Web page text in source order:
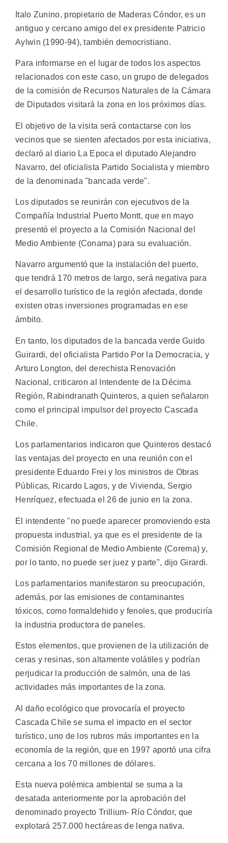
Italo Zunino, propietario de Maderas Cóndor, es un
antiguo y cercano amigo del ex presidente Patricio
Aylwin (1990-94), también democristiano.
Para informarse en el lugar de todos los aspectos
relacionados con este caso, un grupo de delegados
de la comisión de Recursos Naturales de la Cámara
de Diputados visitará la zona en los próximos días.
El objetivo de la visita será contactarse con los
vecinos que se sienten afectados por esta iniciativa,
declaró al diario La Epoca el diputado Alejandro
Navarro, del oficialista Partido Socialista y miembro
de la denominada "bancada verde".
Los diputados se reunirán con ejecutivos de la
Compañía Industrial Puerto Montt, que en mayo
presentó el proyecto a la Comisión Nacional del
Medio Ambiente (Conama) para su evaluación.
Navarro argumentó que la instalación del puerto,
que tendrá 170 metros de largo, será negativa para
el desarrollo turístico de la región afectada, donde
existen otras inversiones programadas en ese
ámbito.
En tanto, los diputados de la bancada verde Guido
Guirardi, del oficialista Partido Por la Democracia, y
Arturo Longton, del derechista Renovación
Nacional, criticaron al Intendente de la Décima
Región, Rabindranath Quinteros, a quien señalaron
como el principal impulsor del proyecto Cascada
Chile.
Los parlamentarios indicaron que Quinteros destacó
las ventajas del proyecto en una reunión con el
presidente Eduardo Frei y los ministros de Obras
Públicas, Ricardo Lagos, y de Vivienda, Sergio
Henríquez, efectuada el 26 de junio en la zona.
El intendente "no puede aparecer promoviendo esta
propuesta industrial, ya que es el presidente de la
Comisión Regional de Medio Ambiente (Corema) y,
por lo tanto, no puede ser juez y parte", dijo Girardi.
Los parlamentarios manifestaron su preocupación,
además, por las emisiones de contaminantes
tóxicos, como formaldehido y fenoles, que produciría
la industria productora de paneles.
Estos elementos, que provienen de la utilización de
ceras y resinas, son altamente volátiles y podrían
perjudicar la producción de salmón, una de las
actividades más importantes de la zona.
Al daño ecológico que provocaría el proyecto
Cascada Chile se suma el impacto en el sector
turístico, uno de los rubros más importantes en la
economía de la región, que en 1997 aportó una cifra
cercana a los 70 millones de dólares.
Esta nueva polémica ambiental se suma a la
desatada anteriormente por la aprobación del
denominado proyecto Trillium- Río Cóndor, que
explotará 257.000 hectáreas de lenga nativa.